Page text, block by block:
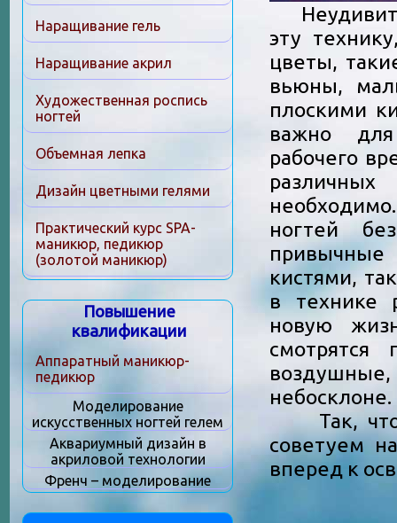
эту
цветы,
вьюны,
плоскими
важно
рабочего
ногтей
кистями,
в технике
новую
небосклоне.
Так, что
советуем
вперед к
Наращивание гель
Наращивание акрил
Художественная роспись
ногтей
Объемная лепка
Дизайн цветными гелями
Практический курс SPA-
маникюр, педикюр
(золотой маникюр)
Повышение
квалификации
Аппаратный маникюр-
педикюр
Моделирование
искусственных ногтей гелем
Аквариумный дизайн в
акриловой технологии
Френч – моделирование